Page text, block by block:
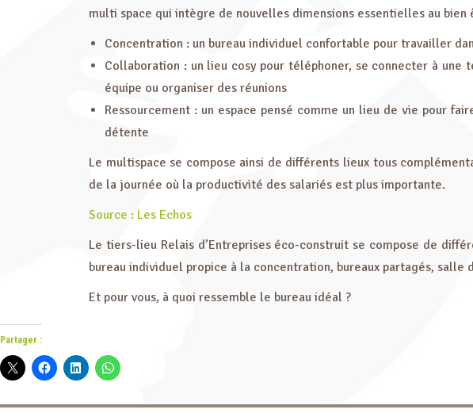
multi space qui intègre de nouvelles dimensions essentielles au bien
Concentration : un bureau individuel confortable pour travailler
Collaboration : un lieu cosy pour téléphoner, se connecter à une
équipe ou organiser des réunions
Ressourcement : un espace pensé comme un lieu de vie pour
détente
Le multispace se compose ainsi de différents lieux tous
de la journée où la productivité des salariés est plus importante.
Source : Les Echos
Le tiers-lieu Relais d’Entreprises éco-construit se compose de
bureau individuel propice à la concentration, bureaux partagés, salle
Et pour vous, à quoi ressemble le bureau idéal ?
Partager :